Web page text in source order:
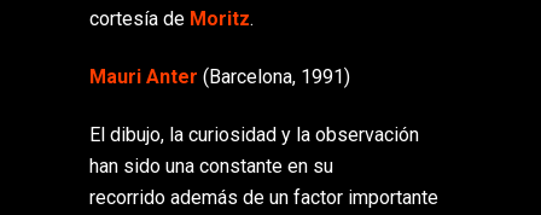
cortesía de Moritz.
Mauri Anter (Barcelona, 1991)
El dibujo, la curiosidad y la observación
han sido una constante en su
recorrido además de un factor importante